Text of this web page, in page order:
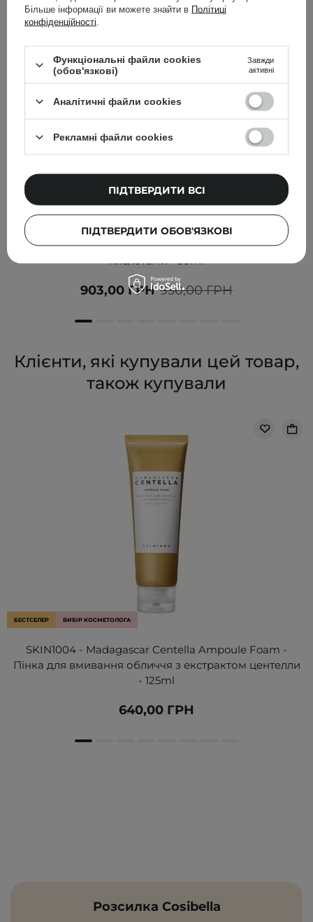
АКЦІЯ
Anua - Azelaic Acid 10 Hyaluron Redness Soothing
Serum - Сироватка з азелаїновою та гіалуроновою
кислотами - 30ml
950,00 ГРН
903,00 ГРН
Клієнти, які купували цей товар,
також купували
БЕСТСЕЛЕР ВИБІР КОСМЕТОЛОГА
SKIN1004 - Madagascar Centella Ampoule Foam -
Пінка для вмивання обличчя з екстрактом центелли
- 125ml
640,00 ГРН
Розсилка Cosibella
Більше інформації ви можете знайти в Політиці
конфіденційності
Функціональні файли cookies
(обов'язкові)
Завжди
активні
Аналітичні файли cookies
Рекламні файли cookies
ПІДТВЕРДИТИ ОБОВ'ЯЗКОВІ
ПІДТВЕРДИТИ ВСІ